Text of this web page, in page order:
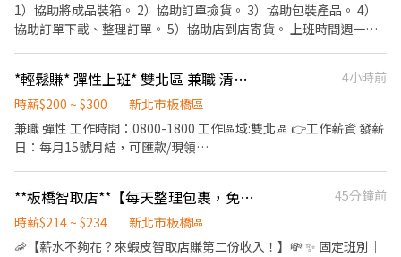
1）協助將成品裝箱。 2）協助訂單撿貨。 3）協助包裝產品。 4）
協助訂單下載、整理訂單。 5）協助店到店寄貨。 上班時間週一至
需求。 產品是休閒零食：餅乾糖果、蜜餞堅果、魚乾豆乾、禮盒。
如果您是細心、手腳敏捷的夥伴，歡迎加入應徵喔💪
*輕鬆賺* 彈性上班* 雙北區 兼職 清潔人員
4小時前
時薪$200 ~ $300
新北市板橋區
兼職 彈性 工作時間：0800-1800 工作區域:雙北區 👉工作薪資 發薪
日：每月15號月結，可匯款/現領
(柚子) https://lin.ee/TaFmKGl
**板橋智取店**【每天整理包裹，免整理老闆情緒🤣】走路也能上班✨214~234
45分鐘前
時薪$214 ~ $234
新北市板橋區
🦐【薪水不夠花？來蝦皮智取店賺第二份收入！】💸 ✨ 固定班別｜